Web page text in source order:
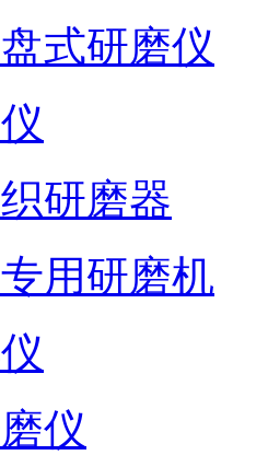
式研磨仪
研磨器
用研磨机
仪